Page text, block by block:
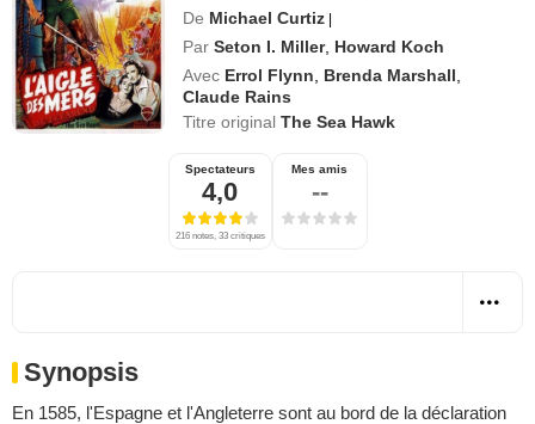
De Michael Curtiz |
Par Seton I. Miller, Howard Koch
Avec Errol Flynn Brenda Marshall
Claude Rains
Titre originalThe Sea Hawk
Spectateurs
4,0
216 notes, 33 critiques
Mes amis
--
Synopsis
En 1585, l'Espagne et l'Angleterre sont au bord de la déclaration